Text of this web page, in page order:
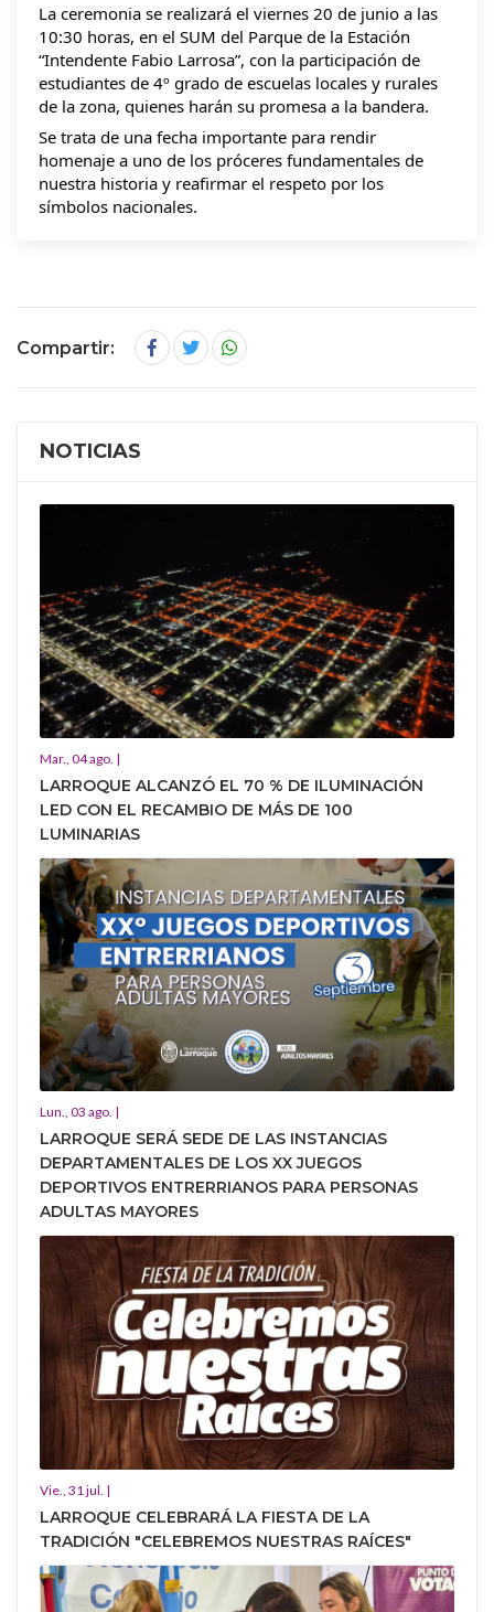
La ceremonia se realizará el viernes 20 de junio a las
10:30 horas, en el SUM del Parque de la Estación
“Intendente Fabio Larrosa”, con la participación de
estudiantes de 4º grado de escuelas locales y rurales
de la zona, quienes harán su promesa a la bandera.
Se trata de una fecha importante para rendir
homenaje a uno de los próceres fundamentales de
nuestra historia y reafirmar el respeto por los
símbolos nacionales.
Compartir:
NOTICIAS
Mar., 04 ago. |
LARROQUE ALCANZÓ EL 70 % DE ILUMINACIÓN
LED CON EL RECAMBIO DE MÁS DE 100
LUMINARIAS
Lun., 03 ago. |
LARROQUE SERÁ SEDE DE LAS INSTANCIAS
DEPARTAMENTALES DE LOS XX JUEGOS
DEPORTIVOS ENTRERRIANOS PARA PERSONAS
ADULTAS MAYORES
Vie., 31 jul. |
LARROQUE CELEBRARÁ LA FIESTA DE LA
TRADICIÓN "CELEBREMOS NUESTRAS RAÍCES"